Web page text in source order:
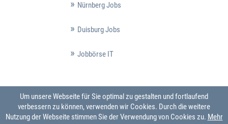
Nürnberg Jobs
Duisburg Jobs
Jobbörse IT
Um unsere Webseite für Sie optimal zu gestalten und fortlaufend
verbessern zu können, verwenden wir Cookies. Durch die weitere
Nutzung der Webseite stimmen Sie der Verwendung von Cookies zu. Mehr